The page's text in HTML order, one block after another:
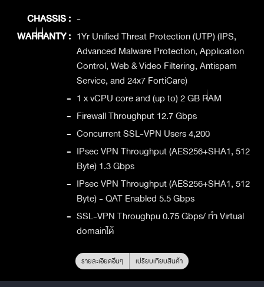
CHASSIS : -
WARRANTY : 1Yr Unified Threat Protection (UTP) (IPS,
Advanced Malware Protection, Application
Control, Web & Video Filtering, Antispam
Service, and 24x7 FortiCare)
- 1 x vCPU core and (up to) 2 GB RAM
- Firewall Throughput 12.7 Gbps
- Concurrent SSL-VPN Users 4,200
- IPsec VPN Throughput (AES256+SHA1, 512
Byte) 1.3 Gbps
- IPsec VPN Throughput (AES256+SHA1, 512
Byte) - QAT Enabled 5.5 Gbps
- SSL-VPN Throughpu 0.75 Gbps/ ทำ Virtual
domainได้
รายละเอียดอื่นๆ เปรียบเทียบสินค้า